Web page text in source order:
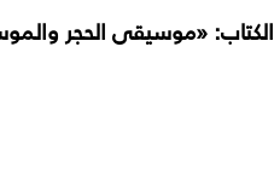
الكتاب: «موسيقى الحجر